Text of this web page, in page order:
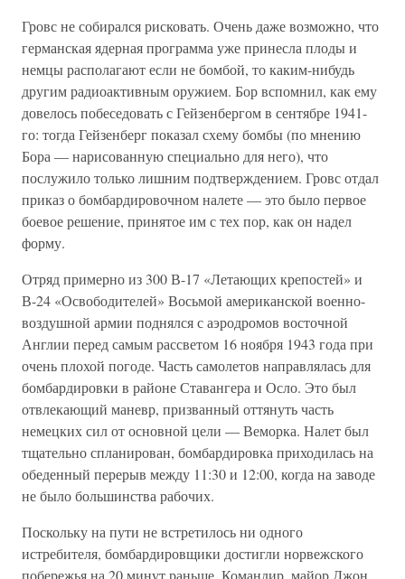
Гровс не собирался рисковать. Очень даже возможно, что
германская ядерная программа уже принесла плоды и
немцы располагают если не бомбой, то каким-нибудь
другим радиоактивным оружием. Бор вспомнил, как ему
довелось побеседовать с Гейзенбергом в сентябре 1941-
го: тогда Гейзенберг показал схему бомбы (по мнению
Бора — нарисованную специально для него), что
послужило только лишним подтверждением. Гровс отдал
приказ о бомбардировочном налете — это было первое
боевое решение, принятое им с тех пор, как он надел
форму.
Отряд примерно из 300 В-17 «Летающих крепостей» и
В-24 «Освободителей» Восьмой американской военно-
воздушной армии поднялся с аэродромов восточной
Англии перед самым рассветом 16 ноября 1943 года при
очень плохой погоде. Часть самолетов направлялась для
бомбардировки в районе Ставангера и Осло. Это был
отвлекающий маневр, призванный оттянуть часть
немецких сил от основной цели — Веморка. Налет был
тщательно спланирован, бомбардировка приходилась на
обеденный перерыв между 11:30 и 12:00, когда на заводе
не было большинства рабочих.
Поскольку на пути не встретилось ни одного
истребителя, бомбардировщики достигли норвежского
побережья на 20 минут раньше. Командир, майор Джон